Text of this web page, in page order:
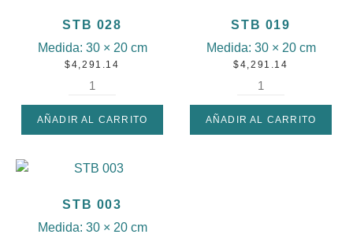
STB 028
Medida: 30 × 20 cm
$4,291.14
AÑADIR AL CARRITO
STB 019
Medida: 30 × 20 cm
$4,291.14
AÑADIR AL CARRITO
STB 003
Medida: 30 × 20 cm